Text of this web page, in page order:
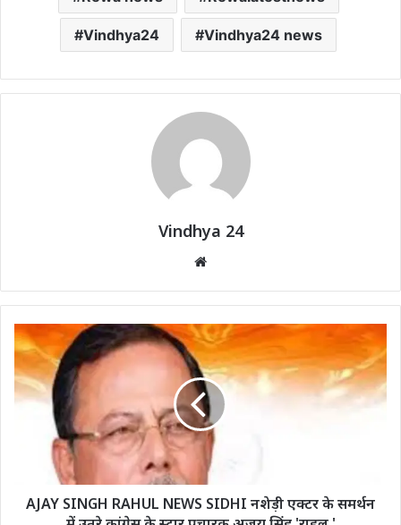
Vindhya24 Vindhya24 news
Vindhya 24
AJAY SINGH RAHUL NEWS SIDHI नशेड़ी एक्टर के समर्थन